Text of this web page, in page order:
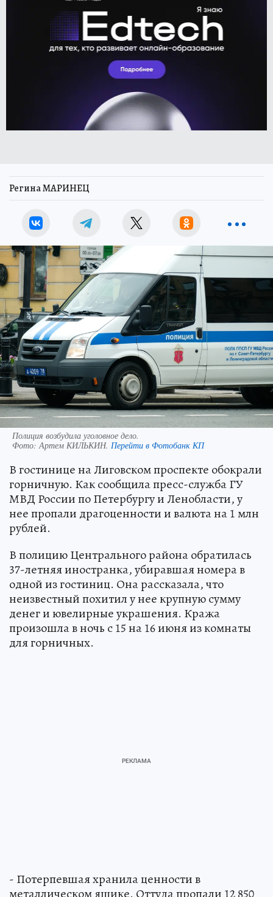
Регина МАРИНЕЦ
Полиция возбудила уголовное дело.
Фото: Артем КИЛЬКИН. Перейти в Фотобанк КП
В гостинице на Лиговском проспекте обокрали
горничную. Как сообщила пресс-служба ГУ
МВД России по Петербургу и Ленобласти, у
нее пропали драгоценности и валюта на 1 млн
рублей.
В полицию Центрального района обратилась
37-летняя иностранка, убиравшая номера в
одной из гостиниц. Она рассказала, что
неизвестный похитил у нее крупную сумму
денег и ювелирные украшения. Кража
произошла в ночь с 15 на 16 июня из комнаты
для горничных.
- Потерпевшая хранила ценности в
металлическом ящике. Оттуда пропали 12 850